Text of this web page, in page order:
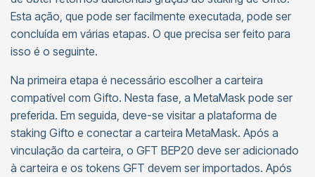
Esta ação, que pode ser facilmente executada, pode ser
concluída em várias etapas. O que precisa ser feito para
isso é o seguinte.
Na primeira etapa é necessário escolher a carteira
compatível com Gifto. Nesta fase, a MetaMask pode ser
preferida. Em seguida, deve-se visitar a plataforma de
staking Gifto e conectar a carteira MetaMask. Após a
vinculação da carteira, o GFT BEP20 deve ser adicionado
à carteira e os tokens GFT devem ser importados. Após